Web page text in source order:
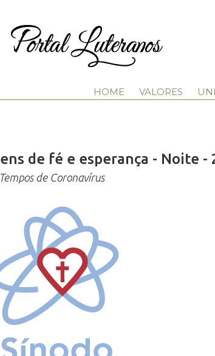
HOME VALORES
de fé e esperança - Noite -
de Coronavírus